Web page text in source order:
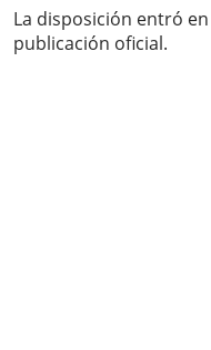
La disposición entró
publicación oficial.